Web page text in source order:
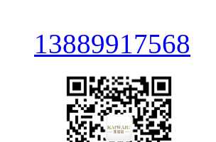
13889917568